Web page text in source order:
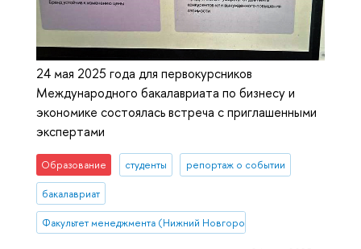
24 мая 2025 года для первокурсников
Международного бакалавриата по бизнесу и
экономике состоялась встреча с приглашенными
экспертами
Образование студенты репортаж о событии
бакалавриат
Факультет менеджмента (Нижний Новгород)